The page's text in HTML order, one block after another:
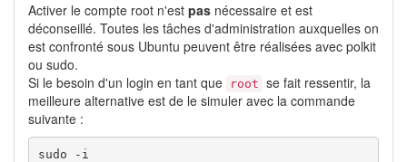
Activer le compte root n'est pas nécessaire et est
déconseillé. Toutes les tâches d'administration auxquelles on
est confronté sous Ubuntu peuvent être réalisées avec polkit
ou sudo.
Si le besoin d'un login en tant que
root se fait ressentir, la
meilleure alternative est de le simuler avec la commande
suivante :
sudo -i